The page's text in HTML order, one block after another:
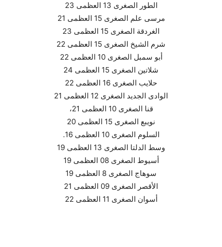
الطور الصغرى 13 العظمى 23
مرسى علم الصغرى 15 العظمى 21
الغردقة الصغرى 15 العظمى 23
شرم الشيخ الصغرى 15 العظمى 22
أبو سمبل الصغرى 10 العظمى 22
شلاتين الصغرى 15 العظمى 24
حلايب الصغرى 16 العظمى 22
الوادى الجديد الصغرى 12 العظمى 21
قنا الصغرى 10 العظمى 21،
نويبع الصغرى 15 العظمى 20
السلوم الصغرى 10 العظمى 16.
وسط الدلتا الصغرى 13 العظمى 19
أسيوط الصغرى 08 العظمى 19
سوهاج الصغرى 8 العظمى 19
الأقصر الصغرى 09 العظمى 21
أسوان الصغرى 11 العظمى 22